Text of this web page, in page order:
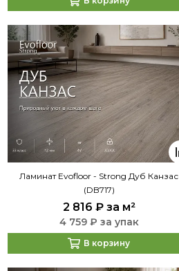
Ламинат Evofloor - Strong Дуб Канзас
(DB717)
2 816 ₽за м²
4 759 ₽ за упак
В корзину